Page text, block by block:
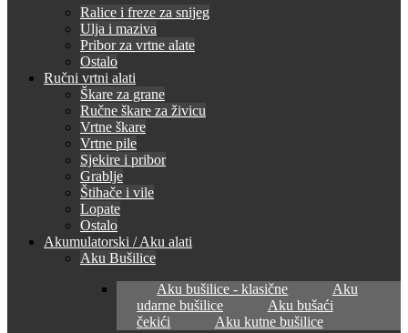
Ralice i freze za snijeg
Ulja i maziva
Pribor za vrtne alate
Ostalo
Ručni vrtni alati
Škare za grane
Ručne škare za živicu
Vrtne škare
Vrtne pile
Sjekire i pribor
Grablje
Štihače i vile
Lopate
Ostalo
Akumulatorski / Aku alati
Aku Bušilice
Aku bušilice - klasične
Aku
udarne bušilice
Aku bušaći
čekići
Aku kutne bušilice